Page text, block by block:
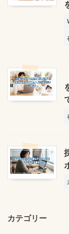
カテゴリー